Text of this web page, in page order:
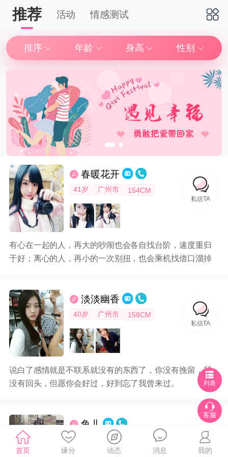
推荐 活动 情感测试
下拉刷新
排序 年龄 身高 性别
春暖花开
41岁 广州市 154CM
有心在一起的人，再大的吵闹也会各自找台阶，速度重归
于好；离心的人，再小的一次别扭，也会乘机找借口溜掉
私信TA
淡淡幽香
40岁 广州市 158CM
说白了感情就是不联系就没有的东西了，你没有挽留，我
没有回头，但愿你会好过，好到忘了我曾来过。
私信TA
鱼儿
40岁 广州市
私信TA
列表
客服
首页 缘分 动态 消息 我的